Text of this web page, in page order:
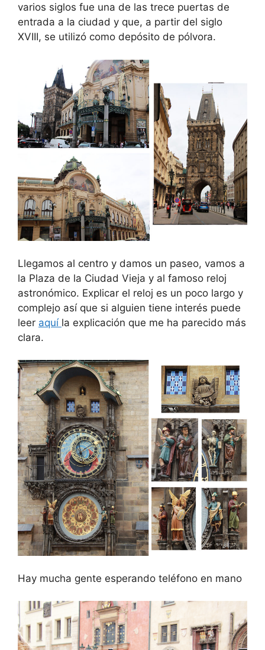
varios siglos fue una de las trece puertas de
entrada a la ciudad y que, a partir del siglo
XVIII, se utilizó como depósito de pólvora.
Llegamos al centro y damos un paseo, vamos a
la Plaza de la Ciudad Vieja y al famoso reloj
astronómico. Explicar el reloj es un poco largo y
complejo así que si alguien tiene interés puede
leer aquí la explicación que me ha parecido más
clara.
Hay mucha gente esperando teléfono en mano